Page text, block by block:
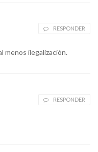
RESPONDER
menos ilegalización.
RESPONDER